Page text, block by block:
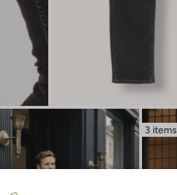
3 items